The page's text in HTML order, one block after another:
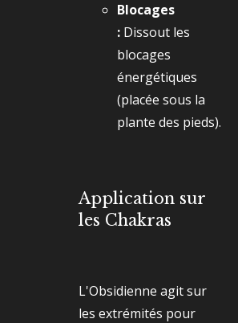
Blocages
: Dissout les
blocages
énergétiques
(placée sous la
plante des pieds).
Application sur
les Chakras
L'Obsidienne agit sur
les extrémités pour